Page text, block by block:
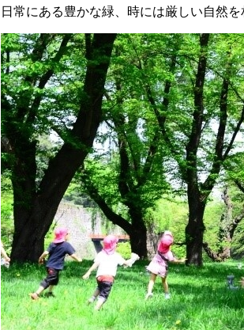
日常にある豊かな緑、時には厳しい自然